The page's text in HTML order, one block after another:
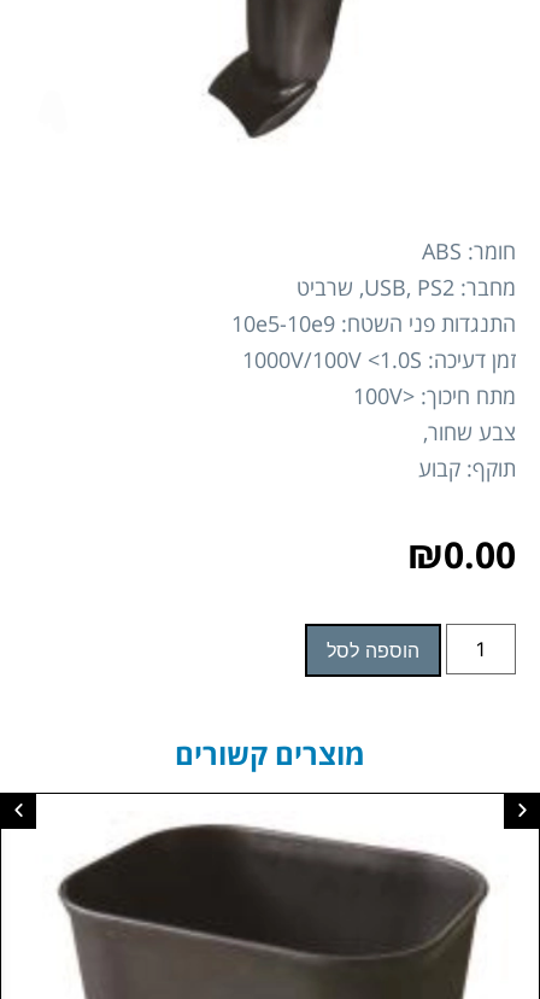
חומר: ABS
מחבר: USB, PS2, שרביט
התנגדות פני השטח: 10e5-10e9
זמן דעיכה: 1000V/100V <1.0S
מתח חיכוך: <100V
צבע שחור,
תוקף: קבוע
₪0.00
הוספה לסל
מוצרים קשורים